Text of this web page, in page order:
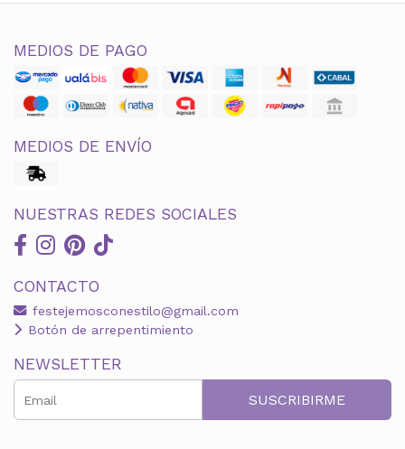
MEDIOS DE PAGO
MEDIOS DE ENVÍO
NUESTRAS REDES SOCIALES
CONTACTO
festejemosconestilo@gmail.com
Botón de arrepentimiento
NEWSLETTER
SUSCRIBIRME